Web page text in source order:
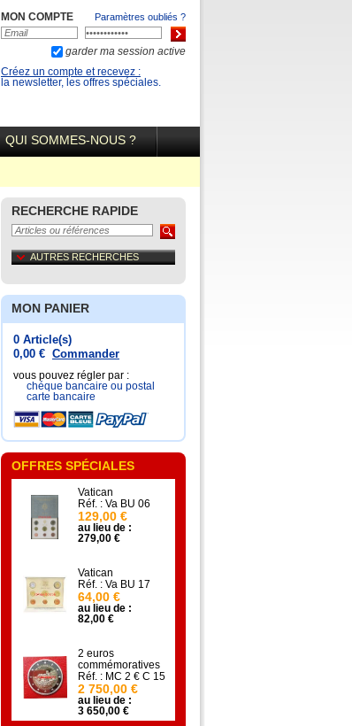
MON COMPTE Paramètres oubliés ?
garder ma session active
Créez un compte et recevez :
la newsletter, les offres spéciales.
QUI SOMMES-NOUS ?
RECHERCHE RAPIDE
AUTRES RECHERCHES
MON PANIER
0 Article(s)
0,00 € Commander
vous pouvez régler par :
chéque bancaire ou postal
carte bancaire
OFFRES SPÉCIALES
Vatican
Réf. : Va BU 06
129,00 €
au lieu de :
279,00 €
Vatican
Réf. : Va BU 17
64,00 €
au lieu de :
82,00 €
2 euros
commémoratives
Réf. : MC 2 € C 15
2 750,00 €
au lieu de :
3 650,00 €